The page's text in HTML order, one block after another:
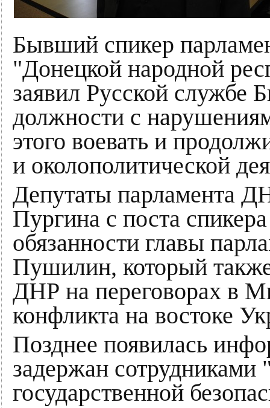
Бывший спикер
"Донецкой народной
заявил Русской службе
должности с
этого воевать и
и околополитической
Депутаты парламента
Пургина с поста
обязанности главы
Пушилин, который также
ДНР на переговорах в
конфликта на востоке
Позднее появилась
задержан сотрудниками
государственной